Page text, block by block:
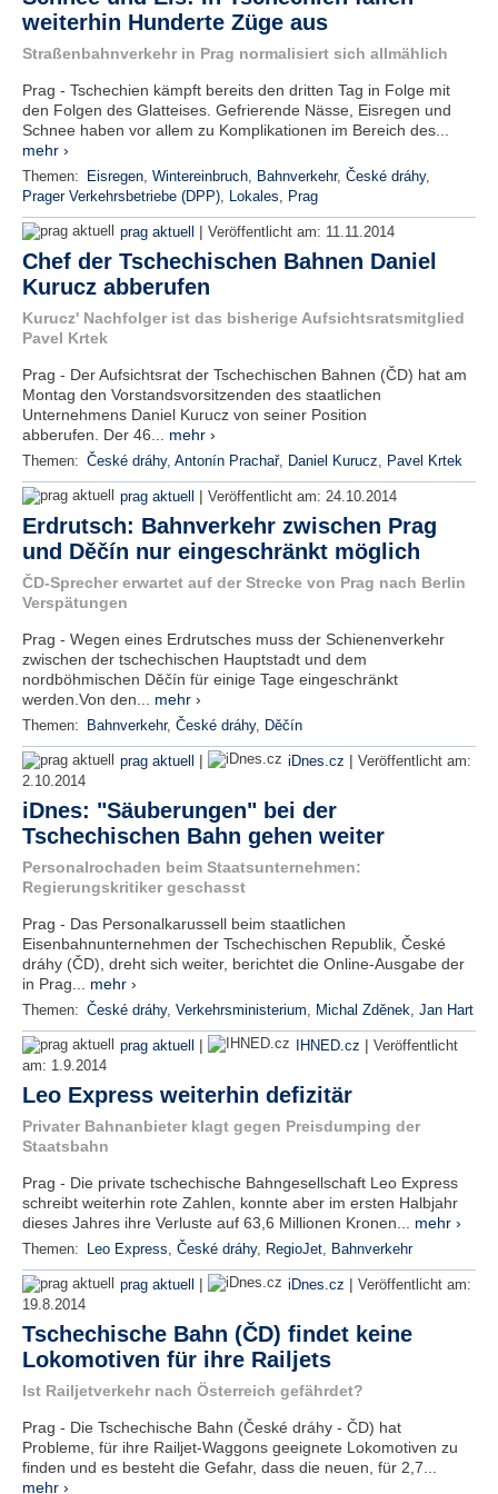
weiterhin Hunderte Züge aus
Straßenbahnverkehr in Prag normalisiert sich allmählich
Prag - Tschechien kämpft bereits den dritten Tag in Folge mit
den Folgen des Glatteises. Gefrierende Nässe, Eisregen und
Schnee haben vor allem zu Komplikationen im Bereich des...
mehr ›
Themen: Eisregen, Wintereinbruch, Bahnverkehr, České dráhy,
Prager Verkehrsbetriebe (DPP), Lokales, Prag
prag aktuell | Veröffentlicht am: 11.11.2014
Chef der Tschechischen Bahnen Daniel
Kurucz abberufen
Kurucz' Nachfolger ist das bisherige Aufsichtsratsmitglied
Pavel Krtek
Prag - Der Aufsichtsrat der Tschechischen Bahnen (ČD) hat am
Montag den Vorstandsvorsitzenden des staatlichen
Unternehmens Daniel Kurucz von seiner Position
abberufen. Der 46... mehr ›
Themen: České dráhy, Antonín Prachař, Daniel Kurucz, Pavel Krtek
prag aktuell | Veröffentlicht am: 24.10.2014
Erdrutsch: Bahnverkehr zwischen Prag
und Děčín nur eingeschränkt möglich
ČD-Sprecher erwartet auf der Strecke von Prag nach Berlin
Verspätungen
Prag - Wegen eines Erdrutsches muss der Schienenverkehr
zwischen der tschechischen Hauptstadt und dem
nordböhmischen Děčín für einige Tage eingeschränkt
werden.Von den... mehr ›
Themen: Bahnverkehr, České dráhy, Děčín
prag aktuell | iDnes.cz | Veröffentlicht am:
2.10.2014
iDnes: "Säuberungen" bei der
Tschechischen Bahn gehen weiter
Personalrochaden beim Staatsunternehmen:
Regierungskritiker geschasst
Prag - Das Personalkarussell beim staatlichen
Eisenbahnunternehmen der Tschechischen Republik, České
dráhy (ČD), dreht sich weiter, berichtet die Online-Ausgabe der
in Prag... mehr ›
Themen: České dráhy, Verkehrsministerium, Michal Zděnek, Jan Hart
prag aktuell | IHNED.cz | Veröffentlicht
am: 1.9.2014
Leo Express weiterhin defizitär
Privater Bahnanbieter klagt gegen Preisdumping der
Staatsbahn
Prag - Die private tschechische Bahngesellschaft Leo Express
schreibt weiterhin rote Zahlen, konnte aber im ersten Halbjahr
dieses Jahres ihre Verluste auf 63,6 Millionen Kronen... mehr ›
Themen: Leo Express, České dráhy, RegioJet, Bahnverkehr
prag aktuell | iDnes.cz | Veröffentlicht am:
19.8.2014
Tschechische Bahn (ČD) findet keine
Lokomotiven für ihre Railjets
Ist Railjetverkehr nach Österreich gefährdet?
Prag - Die Tschechische Bahn (České dráhy - ČD) hat
Probleme, für ihre Railjet-Waggons geeignete Lokomotiven zu
finden und es besteht die Gefahr, dass die neuen, für 2,7...
mehr ›